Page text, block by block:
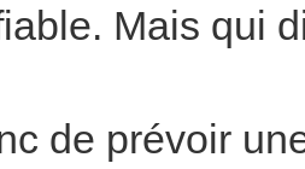
Mais qui
de prévoir